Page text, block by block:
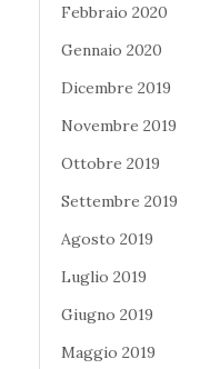
Febbraio 2020
Gennaio 2020
Dicembre 2019
Novembre 2019
Ottobre 2019
Settembre 2019
Agosto 2019
Luglio 2019
Giugno 2019
Maggio 2019